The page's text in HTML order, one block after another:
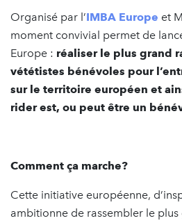
Organisé par l’IMBA Europe et
moment convivial permet de
Europe : réaliser le plus grand
vététistes bénévoles pour
sur le territoire européen et
rider est, ou peut être un
Comment ça marche?
Cette initiative européenne,
ambitionne de rassembler le